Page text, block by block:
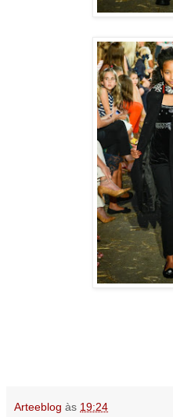
Arteeblog às 19:24